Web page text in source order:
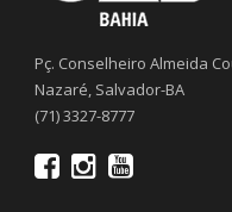
Pç. Conselheiro Almeida
Nazaré, Salvador-BA
(71) 3327-8777